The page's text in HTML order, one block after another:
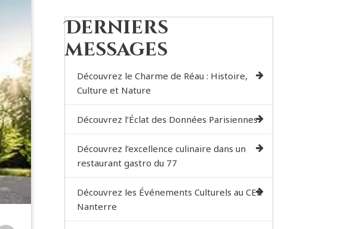
Derniers
messages
Découvrez le Charme de Réau : Histoire,
Culture et Nature
Découvrez l’Éclat des Données Parisiennes
Découvrez l’excellence culinaire dans un
restaurant gastro du 77
Découvrez les Événements Culturels au CER
Nanterre